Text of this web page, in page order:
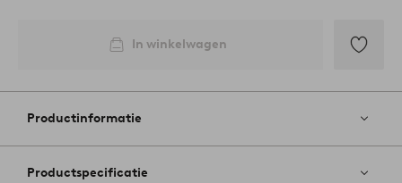
In winkelwagen
aan
Productinformatie
Productspecificatie